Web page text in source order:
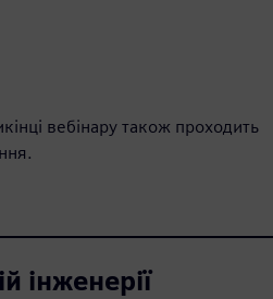
вебінару також проходить
інженерії